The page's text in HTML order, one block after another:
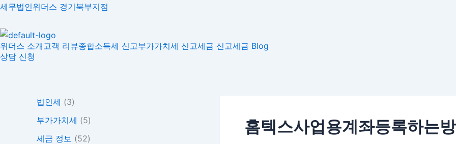
콘
츠
로
건
세무법인위더스 경기북부지점
위더스 소개 고객 리뷰종합소득세 신고부가가치세 신고세금 신고세금 Blog
상담 신청
법인세 (3)
부가가치세 (5)
세금 정보 (52)
홈텍스사업용계좌등록하는